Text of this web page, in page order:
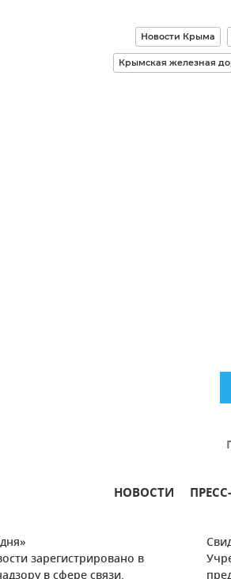
Новости Крыма
Крымская железная
НОВОСТИ
зарегистрировано в